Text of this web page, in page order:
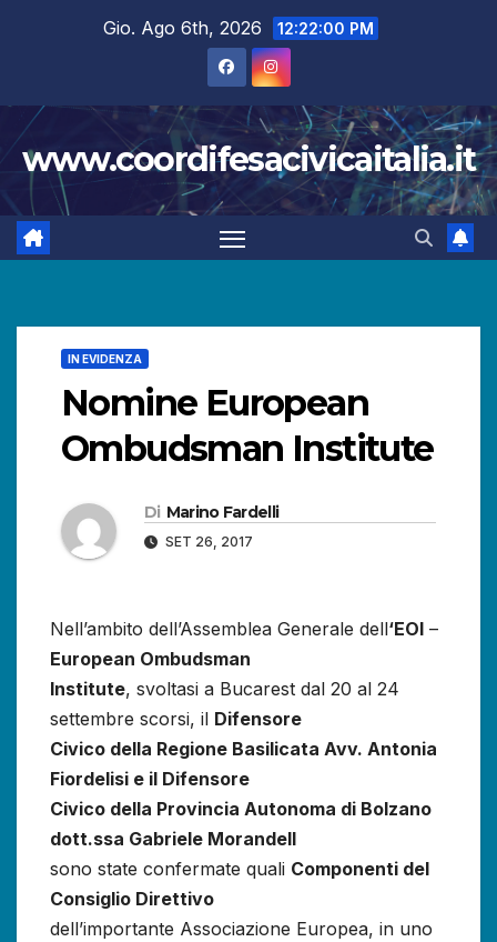
Gio. Ago 6th, 2026 12:22:01 PM
www.coordifesacivicaitalia.it
IN EVIDENZA
Nomine European
Ombudsman Institute
Di Marino Fardelli
SET 26, 2017
Nell’ambito dell’Assemblea Generale dell‘EOI –
European Ombudsman
Institute, svoltasi a Bucarest dal 20 al 24
settembre scorsi, il Difensore
Civico della Regione Basilicata Avv. Antonia
Fiordelisi e il Difensore
Civico della Provincia Autonoma di Bolzano
dott.ssa Gabriele Morandell
sono state confermate quali Componenti del
Consiglio Direttivo
dell’importante Associazione Europea, in uno